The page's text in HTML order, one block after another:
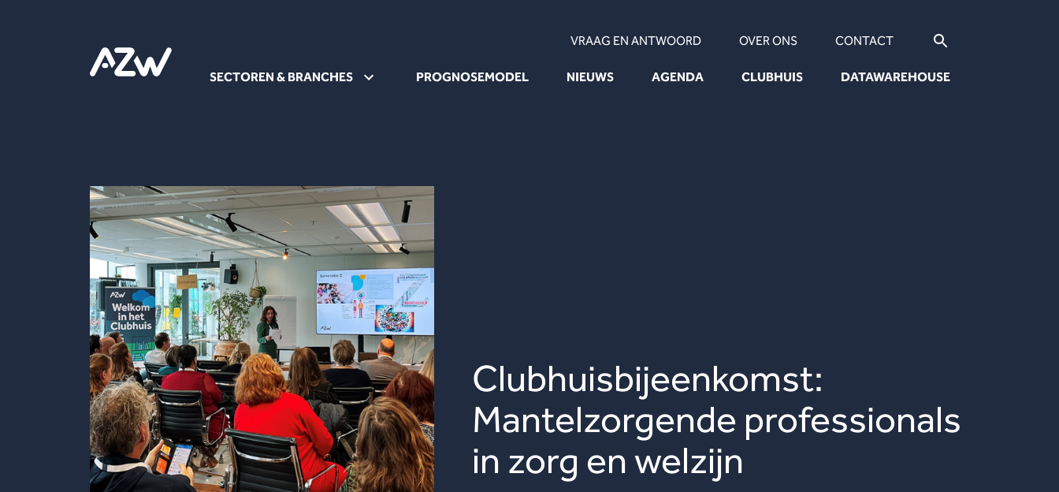
SECTOREN & BRANCHES PROGNOSEMODEL NIEUWS AGENDA CLUBHUIS DATAWAREHOUSE
VRAAG EN ANTWOORD OVER ONS CONTACT
Clubhuisbijeenkomst:
Mantelzorgende professionals
in zorg en welzijn